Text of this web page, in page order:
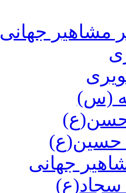
مشاهیر جهانی
(س)
حسن(ع)
حسین(ع)
جهانی
سجاد(ع)